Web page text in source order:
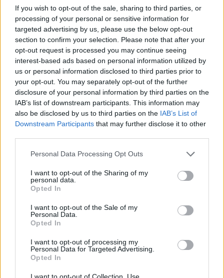
If you wish to opt-out of the sale, sharing to third parties, or
processing of your personal or sensitive information for
targeted advertising by us, please use the below opt-out
section to confirm your selection. Please note that after your
opt-out request is processed you may continue seeing
interest-based ads based on personal information utilized by
us or personal information disclosed to third parties prior to
your opt-out. You may separately opt-out of the further
disclosure of your personal information by third parties on the
IAB’s list of downstream participants. This information may
also be disclosed by us to third parties on the IAB’s List of
Downstream Participants that may further disclose it to other
Please note that this website/app uses one or more Google
not limited to your visit or usage behaviour. You may click to
grant or deny consent to Google and its third-party tags to
use your data for below specified purposes in below Google
consent section.
Personal Data Processing Opt Outs
I want to opt-out of the Sharing of my
personal data.
Opted In
I want to opt-out of the Sale of my
Personal Data.
Opted In
I want to opt-out of processing my
Personal Data for Targeted Advertising.
Opted In
I want to opt-out of Collection, Use,
Joven de 26 años se casa con
mujer de 62: buscan formas para
tener un hijo
10 marzo, 2023
Quién es Natalia Almarcha, la nueva
novia de 27 años de Risto Mejide
9 marzo, 2023
¿Crisis de pareja entre Violeta
Mangriñán y Fabio Colloricchio?
7 marzo, 2023
Sara Carbonero publica su primera
foto con Nacho Taboada
Preocupación por Yailin tras su
depresión es difícil»
3 marzo, 2023